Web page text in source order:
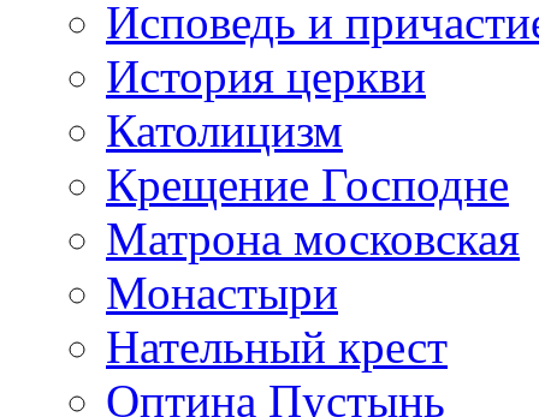
Исповедь и
История церкви
Католицизм
Крещение Господне
Матрона московская
Монастыри
Нательный крест
Оптина Пустынь